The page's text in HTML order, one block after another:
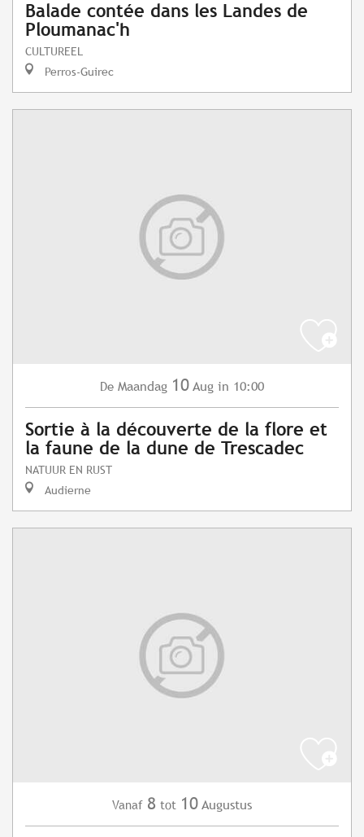
Balade contée dans les Landes de
Ploumanac'h
CULTUREEL
Perros-Guirec
De Maandag 10 Aug in 10:00
Sortie à la découverte de la flore et
la faune de la dune de Trescadec
NATUUR EN RUST
Audierne
Vanaf 8 tot 10 Augustus